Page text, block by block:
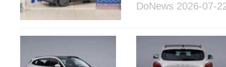
DoNews 2026-07-